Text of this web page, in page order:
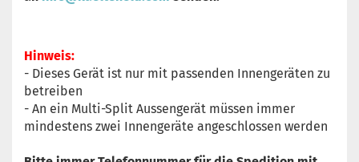
Hinweis:
- Dieses Gerät ist nur mit passenden Innengeräten zu
betreiben
- An ein Multi-Split Aussengerät müssen immer
mindestens zwei Innengeräte angeschlossen werden